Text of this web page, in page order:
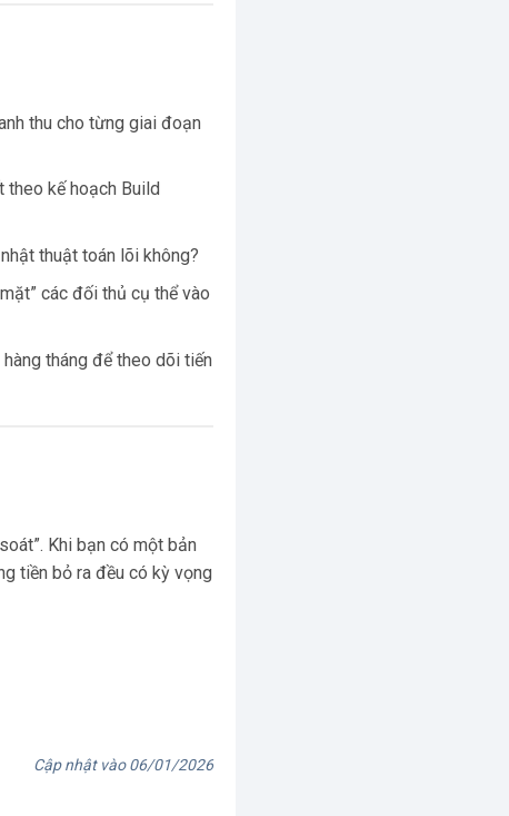
thu cho từng giai đoạn
kế hoạch Build
thuật toán lõi không?
các đối thủ cụ thể vào
tháng để theo dõi tiến
Khi bạn có một bản
tiền bỏ ra đều có kỳ vọng
Cập nhật vào 06/01/2026